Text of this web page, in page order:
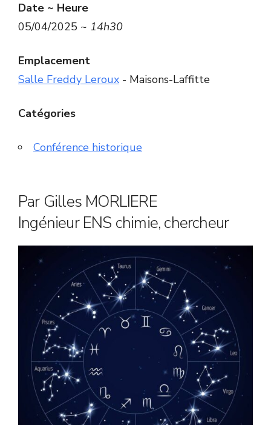
Date ~ Heure
05/04/2025 ~ 14h30
Emplacement
Salle Freddy Leroux - Maisons-Laffitte
Catégories
Conférence historique
Par Gilles MORLIERE
Ingénieur ENS chimie, chercheur